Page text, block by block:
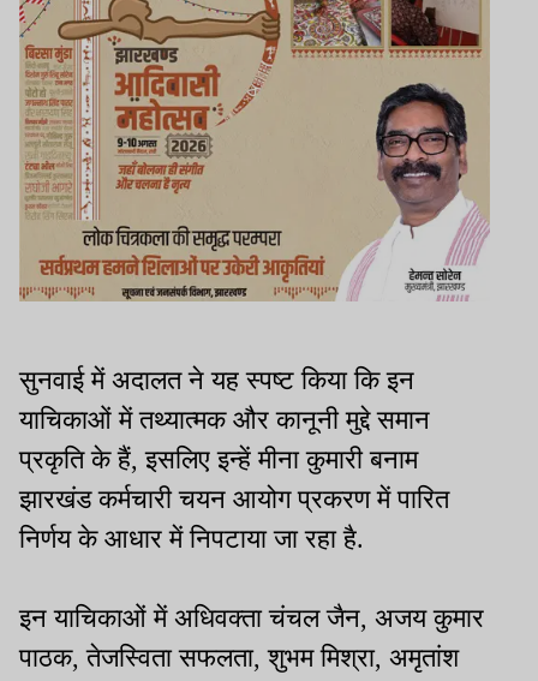
सुनवाई में अदालत ने यह स्पष्ट किया कि इन
याचिकाओं में तथ्यात्मक और कानूनी मुद्दे समान
प्रकृति के हैं, इसलिए इन्हें मीना कुमारी बनाम
झारखंड कर्मचारी चयन आयोग प्रकरण में पारित
निर्णय के आधार में निपटाया जा रहा है.
इन याचिकाओं में अधिवक्ता चंचल जैन, अजय कुमार
पाठक, तेजस्विता सफलता, शुभम मिश्रा, अमृतांश